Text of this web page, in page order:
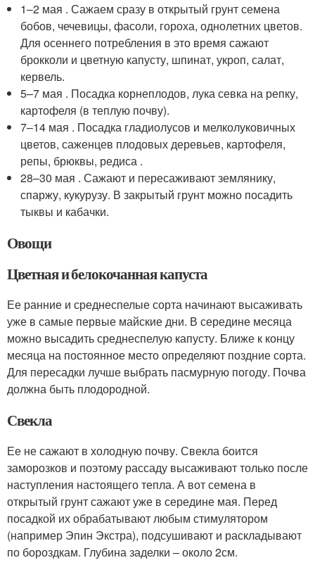
1–2 мая . Сажаем сразу в открытый грунт семена
бобов, чечевицы, фасоли, гороха, однолетних цветов.
Для осеннего потребления в это время сажают
брокколи и цветную капусту, шпинат, укроп, салат,
кервель.
5–7 мая . Посадка корнеплодов, лука севка на репку,
картофеля (в теплую почву).
7–14 мая . Посадка гладиолусов и мелколуковичных
цветов, саженцев плодовых деревьев, картофеля,
репы, брюквы, редиса .
28–30 мая . Сажают и пересаживают землянику,
спаржу, кукурузу. В закрытый грунт можно посадить
тыквы и кабачки.
Овощи
Цветная и белокочанная капуста
Ее ранние и среднеспелые сорта начинают высаживать
уже в самые первые майские дни. В середине месяца
можно высадить среднеспелую капусту. Ближе к концу
месяца на постоянное место определяют поздние сорта.
Для пересадки лучше выбрать пасмурную погоду. Почва
должна быть плодородной.
Свекла
Ее не сажают в холодную почву. Свекла боится
заморозков и поэтому рассаду высаживают только после
наступления настоящего тепла. А вот семена в
открытый грунт сажают уже в середине мая. Перед
посадкой их обрабатывают любым стимулятором
(например Эпин Экстра), подсушивают и раскладывают
по бороздкам. Глубина заделки – около 2см.